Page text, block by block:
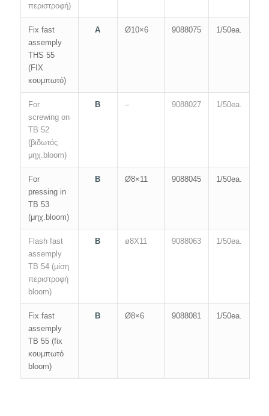
περιστροφή)
Fix fast
assemply
THS 55
(FIX
κουμπωτό)
A Ø10×6 9088075 1/50ea.
For
screwing on
TB 52
(βιδωτός
μηχ.bloom)
B – 9088027 1/50ea.
For
pressing in
TB 53
(μηχ.bloom)
B Ø8×11 9088045 1/50ea.
Flash fast
assemply
TB 54 (μίση
περιστροφή
bloom)
B ø8X11 9088063 1/50ea.
Fix fast
assemply
TB 55 (fix
κουμπωτό
bloom)
B Ø8×6 9088081 1/50ea.